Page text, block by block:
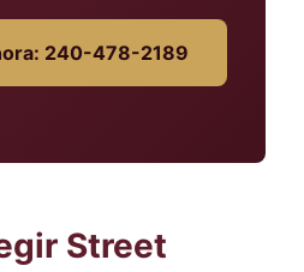
240-478-2189
Street